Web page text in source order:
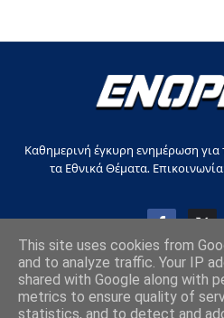
Καθημερινή έγκυρη ενημέρωση για
τα Εθνικά Θέματα.
Copyright © 2017-2026, all
This site uses cookies from
and to analyze traffic. Your IP
shared with Google along with
metrics to ensure quality of
statistics, and to detect and